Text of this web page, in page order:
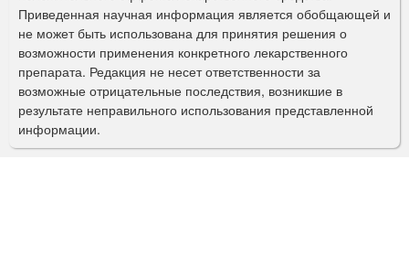
п
о
и
с
к
Приведенная научная информация является обобщающей и
не может быть использована для принятия решения о
возможности применения конкретного лекарственного
препарата. Редакция не несет ответственности за
возможные отрицательные последствия, возникшие в
результате неправильного использования представленной
информации.